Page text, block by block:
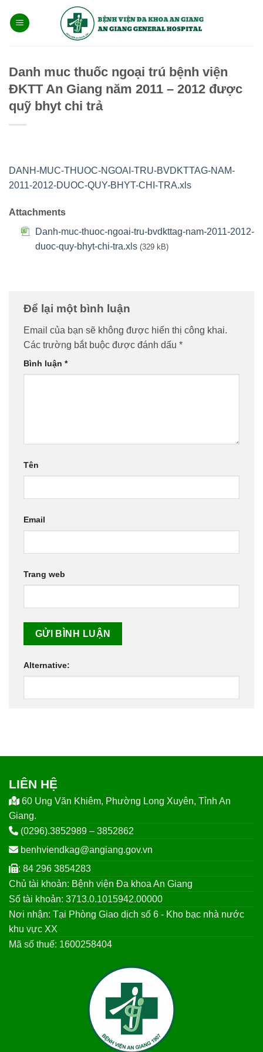
qua
Danh muc thuốc ngoại trú bệnh viện
ĐKTT An Giang năm 2011 – 2012 được
quỹ bhyt chi trả
DANH-MUC-THUOC-NGOAI-TRU-BVDKTTAG-NAM-
2011-2012-DUOC-QUY-BHYT-CHI-TRA.xls
Attachments
Danh-muc-thuoc-ngoai-tru-bvdkttag-nam-2011-2012-
duoc-quy-bhyt-chi-tra.xls (329 kB)
Để lại một bình luận
Email của bạn sẽ không được hiển thị công khai.
Các trường bắt buộc được đánh dấu *
Bình luận *
Tên
Email
Trang web
Alternative:
LIÊN HỆ
60 Ung Văn Khiêm, Phường Long Xuyên, Tỉnh An
Giang.
(0296).3852989 – 3852862
benhviendkag@angiang.gov.vn
: 84 296 3854283
Chủ tài khoản: Bệnh viện Đa khoa An Giang
Số tài khoản: 3713.0.1015942.00000
Nơi nhận: Tại Phòng Giao dịch số 6 - Kho bạc nhà nước
khu vực XX
Mã số thuế: 1600258404